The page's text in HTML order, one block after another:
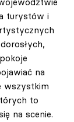
turystów i
na
wszystkim
to
na scenie.